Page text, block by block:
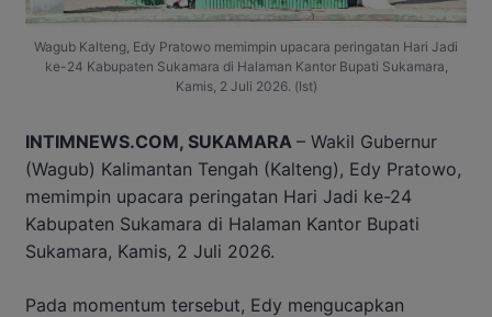
Wagub Kalteng, Edy Pratowo memimpin upacara peringatan Hari Jadi
ke-24 Kabupaten Sukamara di Halaman Kantor Bupati Sukamara,
Kamis, 2 Juli 2026. (Ist)
INTIMNEWS.COM, SUKAMARA – Wakil Gubernur
(Wagub) Kalimantan Tengah (Kalteng), Edy Pratowo,
memimpin upacara peringatan Hari Jadi ke-24
Kabupaten Sukamara di Halaman Kantor Bupati
Sukamara, Kamis, 2 Juli 2026.
Pada momentum tersebut, Edy mengucapkan